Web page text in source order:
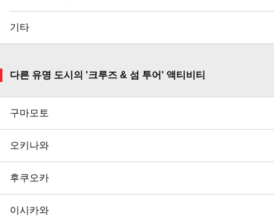
기타
다른 유명 도시의 '크루즈 & 섬 투어' 액티비티
구마모토
오키나와
후쿠오카
이시카와